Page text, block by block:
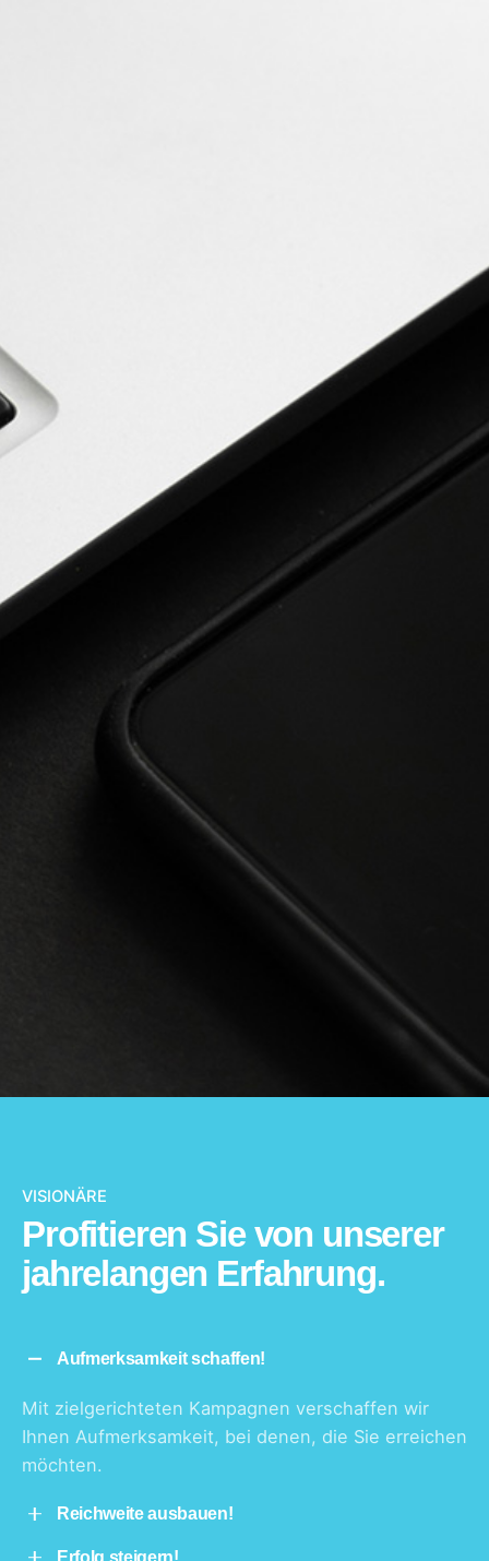
VISIONÄRE
Profitieren Sie von unserer
jahre­langen Erfahrung.
Aufmerksamkeit schaffen!
Mit zielgerichteten Kampagnen verschaffen wir
Ihnen Aufmerksamkeit, bei denen, die Sie erreichen
möchten.
Reichweite ausbauen!
Erfolg steigern!